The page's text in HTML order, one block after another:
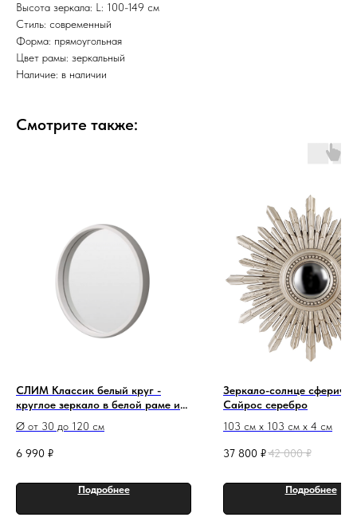
Высота зеркала: L: 100-149 см
Стиль: современный
Форма: прямоугольная
Цвет рамы: зеркальный
Наличие: в наличии
Смотрите также:
СЛИМ Классик белый круг -
круглое зеркало в белой раме из
Ø от 30 до 120 см
6 990 ₽
Подробнее
Зеркало-солнце
Сайрос серебро
103 см х 103 см х 4 см
37 800 ₽42 000 ₽
Подробнее